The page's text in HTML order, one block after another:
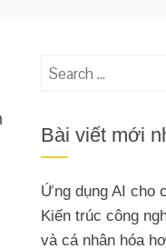
Search
Bài viết mới
Ứng dụng AI cho
Kiến trúc công
và cá nhân hóa